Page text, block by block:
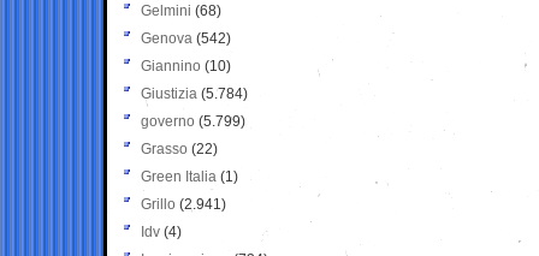
Gelmini (68)
Genova (542)
Giannino (10)
Giustizia (5.784)
governo (5.799)
Grasso (22)
Green Italia (1)
Grillo (2.941)
Idv (4)